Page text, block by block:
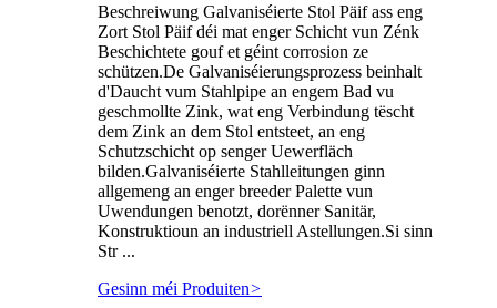
Beschreiwung Galvaniséierte Stol Päif ass eng
Zort Stol Päif déi mat enger Schicht vun Zénk
Beschichtete gouf et géint corrosion ze
schützen.De Galvaniséierungsprozess beinhalt
d'Daucht vum Stahlpipe an engem Bad vu
geschmollte Zink, wat eng Verbindung tëscht
dem Zink an dem Stol entsteet, an eng
Schutzschicht op senger Uewerfläch
bilden.Galvaniséierte Stahlleitungen ginn
allgemeng an enger breeder Palette vun
Uwendungen benotzt, dorënner Sanitär,
Konstruktioun an industriell Astellungen.Si sinn
Str ...
Gesinn méi Produiten>